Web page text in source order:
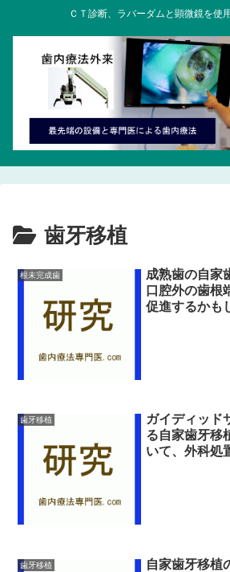
ＣＴ診断、ラバーダムと顕微鏡を使
歯牙移植
根未完成歯
成熟歯の自家
口腔外の歯根
促進するかも
歯牙移植
ガイディッド
る自家歯牙移
いて、外科処
歯牙移植
自家歯牙移植